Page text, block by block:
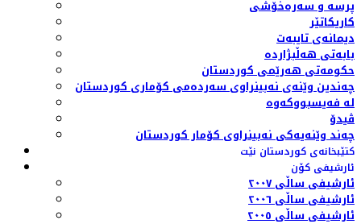
پرسە و سەرەخۆشی
کاریکاتێر
دیمانەی تایبەت
بابەتی هەڵبژاردە
حکومەتی هەرێمی کوردستان
چەندین وێنەی نەبینراوی سەردەمی کۆماری کوردستان
لە فەیسبووکەوە
ڤیدۆ
چەند وێنەیەکی نەبینراوی کۆمار کوردستان
کتێبخانەی کوردستان نێت
ئارشیفی کۆن
ئارشیفی ساڵی ٢٠٠٧
ئارشیفی ساڵی ٢٠٠٦
ئارشیفی ساڵی ٢٠٠٥